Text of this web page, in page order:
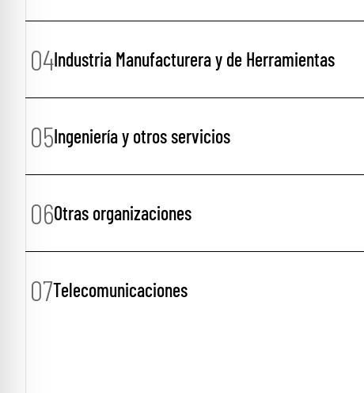
04Industria Manufacturera y de Herramientas
05Ingeniería y otros servicios
06Otras organizaciones
07Telecomunicaciones